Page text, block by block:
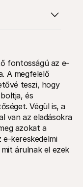
frissítéseket
könyvtárakkal Nézd
fontosságú az e-
A megfelelő
teszi, hogy
és
Végül is, a
van az eladásokra
azokat a
kereskedelmi
árulnak el ezek